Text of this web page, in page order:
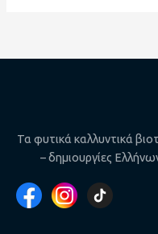
Τα φυτικά καλλυντικά
– δημιουργίες